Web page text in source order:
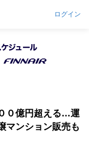
ログイン
０億円超える…運
マンション販売も